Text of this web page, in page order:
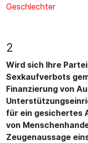
Geschlechter
2
Wird sich Ihre
Sexkaufverbots
Finanzierung von
für ein gesichertes
von
Zeugenaussage